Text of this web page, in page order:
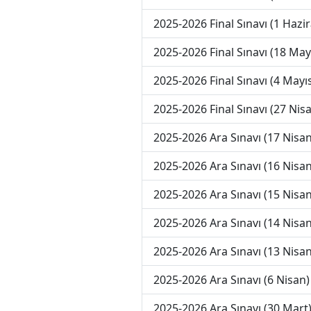
2025-2026 Final Sınavı (1
2025-2026 Final Sınavı (18
2025-2026 Final Sınavı (4
2025-2026 Final Sınavı (27
2025-2026 Ara Sınavı (17
2025-2026 Ara Sınavı (16
2025-2026 Ara Sınavı (15
2025-2026 Ara Sınavı (14
2025-2026 Ara Sınavı (13
2025-2026 Ara Sınavı (6 Nisan)